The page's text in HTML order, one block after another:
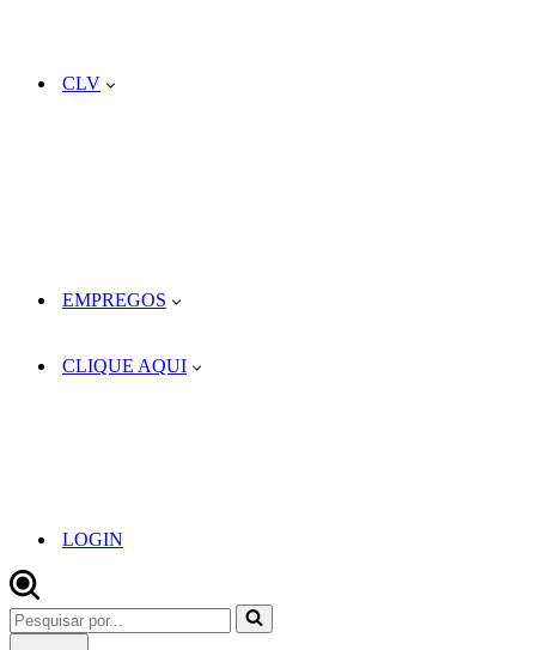
CLV
EMPREGOS
CLIQUE AQUI
LOGIN
Pesquisar
por...